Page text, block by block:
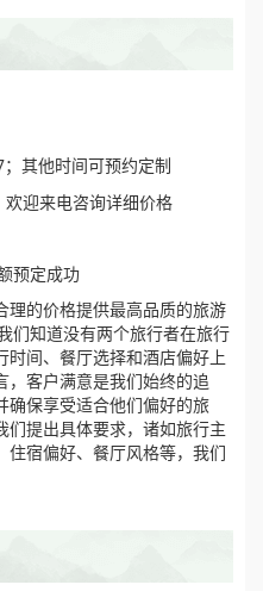
其他时间可预约定制
迎来电咨询详细价格
预定成功
理的价格提供最高品质的旅游
们知道没有两个旅行者在旅行
时间、餐厅选择和酒店偏好上
，客户满意是我们始终的追
确保享受适合他们偏好的旅
们提出具体要求，诸如旅行主
住宿偏好、餐厅风格等，我们